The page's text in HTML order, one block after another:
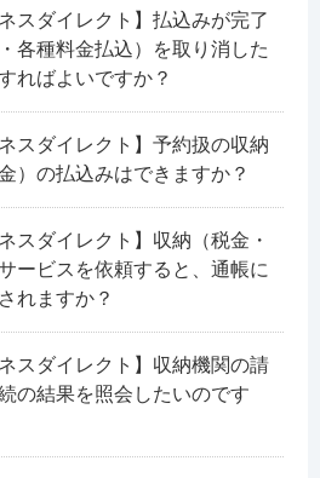
スダイレクト】払込みが完了
各種料金払込）を取り消した
ればよいですか？
スダイレクト】予約扱の収納
）の払込みはできますか？
スダイレクト】収納（税金・
ービスを依頼すると、通帳に
れますか？
スダイレクト】収納機関の請
の結果を照会したいのです